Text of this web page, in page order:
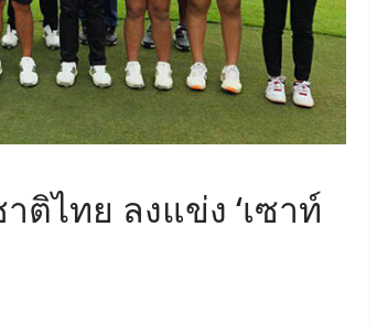
ติไทย ลงแข่ง ‘เซาท์